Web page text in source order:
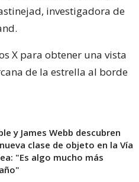
investigadora de
X para obtener una vista
de la estrella al borde
y James Webb descubren
clase de objeto en la Vía
"Es algo mucho más